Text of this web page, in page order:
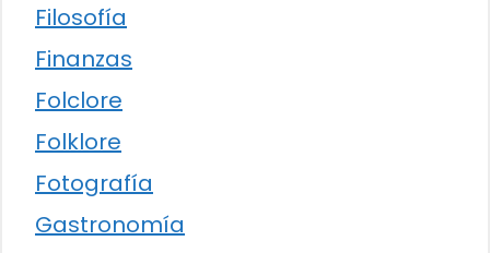
Filosofía
Finanzas
Folclore
Folklore
Fotografía
Gastronomía